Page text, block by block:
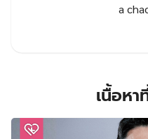
a
เนื้อห